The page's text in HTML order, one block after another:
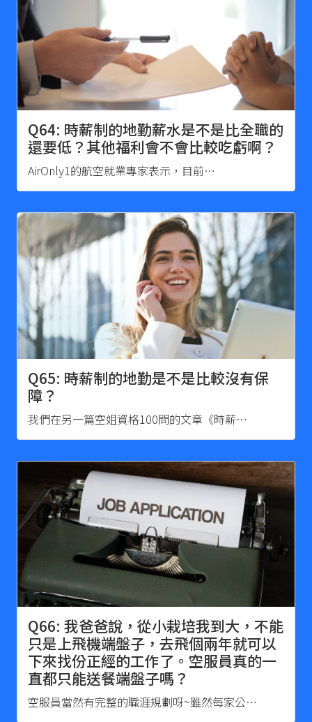
Q64: 時薪制的地勤薪水是不是比全職的
還要低？其他福利會不會比較吃虧啊？
AirOnly1的航空就業專家表示，目前…
Q65: 時薪制的地勤是不是比較沒有保
障？
我們在另一篇空姐資格100問的文章《時薪…
Q66: 我爸爸說，從小栽培我到大，不能
只是上飛機端盤子，去飛個兩年就可以
下來找份正經的工作了。空服員真的一
直都只能送餐端盤子嗎？
空服員當然有完整的職涯規劃呀~雖然每家公…